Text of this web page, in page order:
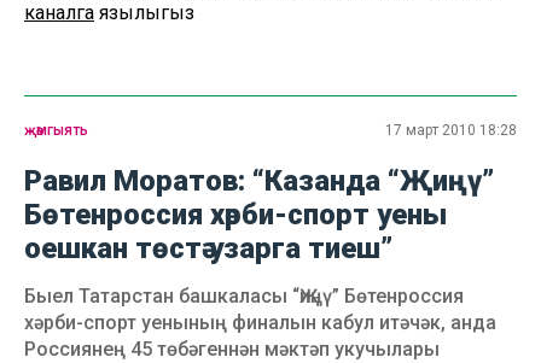
каналга язылыгыз
җәмгыять 17 март 2010 18:28
Равил Моратов: “Казанда “Җиңү”
Бөтенроссия хәрби-спорт уены
оешкан төстә узарга тиеш”
Быел Татарстан башкаласы “Җиңү” Бөтенроссия
хәрби-спорт уенының финалын кабул итәчәк, анда
Россиянең 45 төбәгеннән мәктәп укучылары